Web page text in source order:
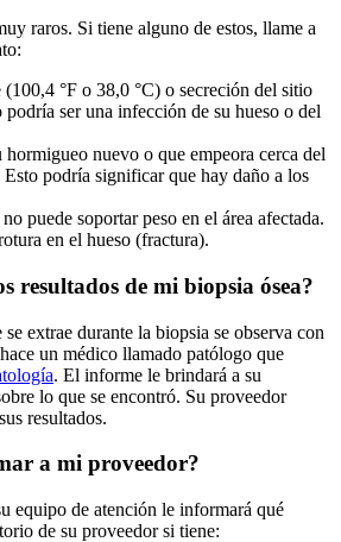
raros. Si tiene alguno de estos, llame a
°F o 38,0 °C) o secreción del sitio
podría ser una infección de su hueso o del
nuevo o que empeora cerca del
podría significar que hay daño a los
puede soportar peso en el área afectada.
en el hueso (fractura).
resultados de mi biopsia ósea?
extrae durante la biopsia se observa con
un médico llamado patólogo que
. El informe le brindará a su
lo que se encontró. Su proveedor
resultados.
a mi proveedor?
equipo de atención le informará qué
de su proveedor si tiene: